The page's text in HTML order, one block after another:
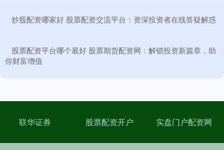
​炒股配资哪家好 股票配资交流平台：资深投资者在线答疑解惑
​股票配资平台哪个最好 股票期货配资网：解锁投资新篇章，助
你财富增值
联华证券 股票配资开户 实盘门户配资网